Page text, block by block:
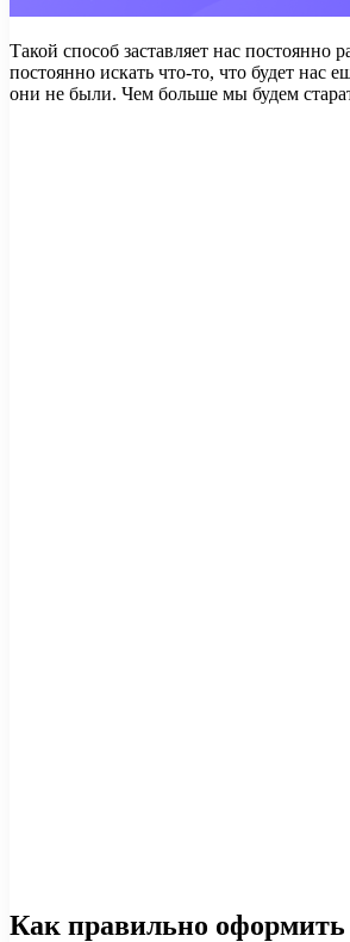
Такой способ заставляет нас
постоянно искать что-то, что будет
они не были. Чем больше мы будем
Как правильно оформить